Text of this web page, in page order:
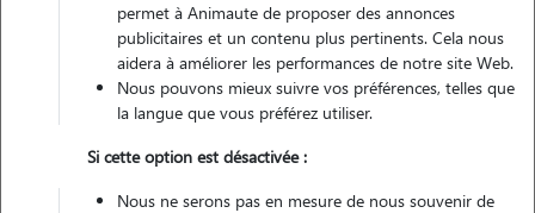
L'envoi d'une demande est sans engagement
permet à Animaute de proposer des annonces
publicitaires et un contenu plus pertinents. Cela nous
aidera à améliorer les performances de notre site Web.
Nous pouvons mieux suivre vos préférences, telles que
la langue que vous préférez utiliser.
Si cette option est désactivée :
Nous ne serons pas en mesure de nous souvenir de